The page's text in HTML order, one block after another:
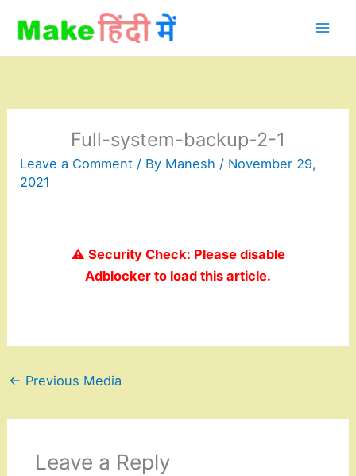
content
Full-system-backup-2-1
Leave a Comment / By Manesh / November 29,
2021
⚠️ Security Check: Please disable
Adblocker to load this article.
← Previous Media
Leave a Reply